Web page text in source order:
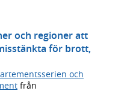
och regioner att
för brott,
och
från